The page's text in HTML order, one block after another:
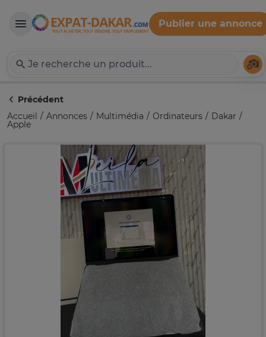
Expat-Dakar
Publier une annonce
Précédent
Accueil
Annonces Multimédia Ordinateurs Dakar
Apple